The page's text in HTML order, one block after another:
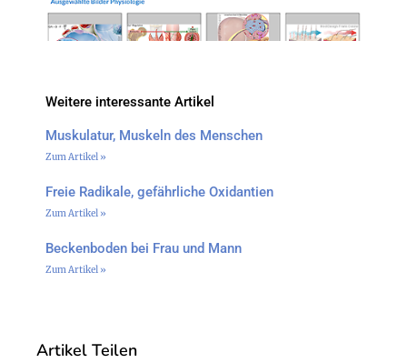
Weitere interessante Artikel
Muskulatur, Muskeln des Menschen
Zum Artikel »
Freie Radikale, gefährliche Oxidantien
Zum Artikel »
Beckenboden bei Frau und Mann
Zum Artikel »
Artikel Teilen